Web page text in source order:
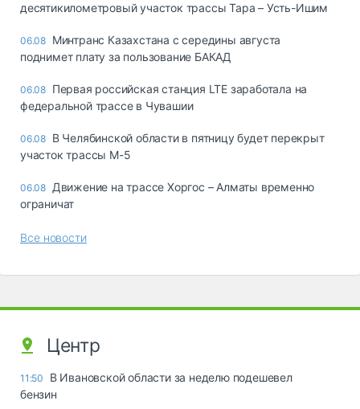
десятикилометровый участок трассы Тара – Усть-Ишим
06.08 Минтранс Казахстана с середины августа
поднимет плату за пользование БАКАД
06.08 Первая российская станция LTE заработала на
федеральной трассе в Чувашии
06.08 В Челябинской области в пятницу будет перекрыт
участок трассы М-5
06.08 Движение на трассе Хоргос – Алматы временно
ограничат
Все новости
Центр
11:50
В Ивановской области за неделю подешевел
бензин